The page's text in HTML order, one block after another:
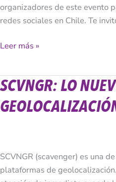
organizadores de este evento
redes sociales en Chile. Te
Leer más »
SCVNGR: LO
SCVNGR (scavenger) es una
plataformas de
SCVNGR:
Nuevo